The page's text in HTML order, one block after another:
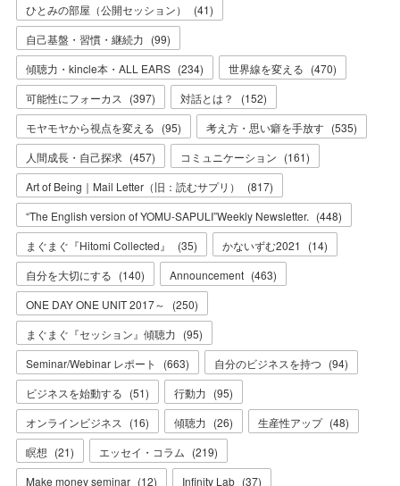
ひとみの部屋（公開セッション）
(41)
自己基盤・習慣・継続力 (99)
傾聴力・kincle本・ALL EARS (234) 世界線を変える (470)
可能性にフォーカス
(397) 対話とは？ (152)
モヤモヤから視点を変える (95) 考え方・思い癖を手放す (535)
人間成長・自己探求 (457) コミュニケーション (161)
Art of Being｜Mail Letter（旧：読むサプリ）
(817)
“The English version of YOMU-SAPULI”Weekly Newsletter. (448)
まぐまぐ『Hitomi Collected』
(35) かないずむ2021 (14)
自分を大切にする (140) Announcement (463)
ONE DAY ONE UNIT 2017～
(250)
まぐまぐ『セッション』傾聴力 (95)
Seminar/Webinar レポート
(663) 自分のビジネスを持つ (94)
ビジネスを始動する (51) 行動力 (95)
オンラインビジネス
(16) 傾聴力 (26) 生産性アップ (48)
瞑想 (21) エッセイ・コラム (219)
Make money seminar (12) Infinity Lab (37)